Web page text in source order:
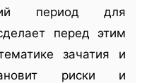
период для
перед этим
зачатия и
риски и